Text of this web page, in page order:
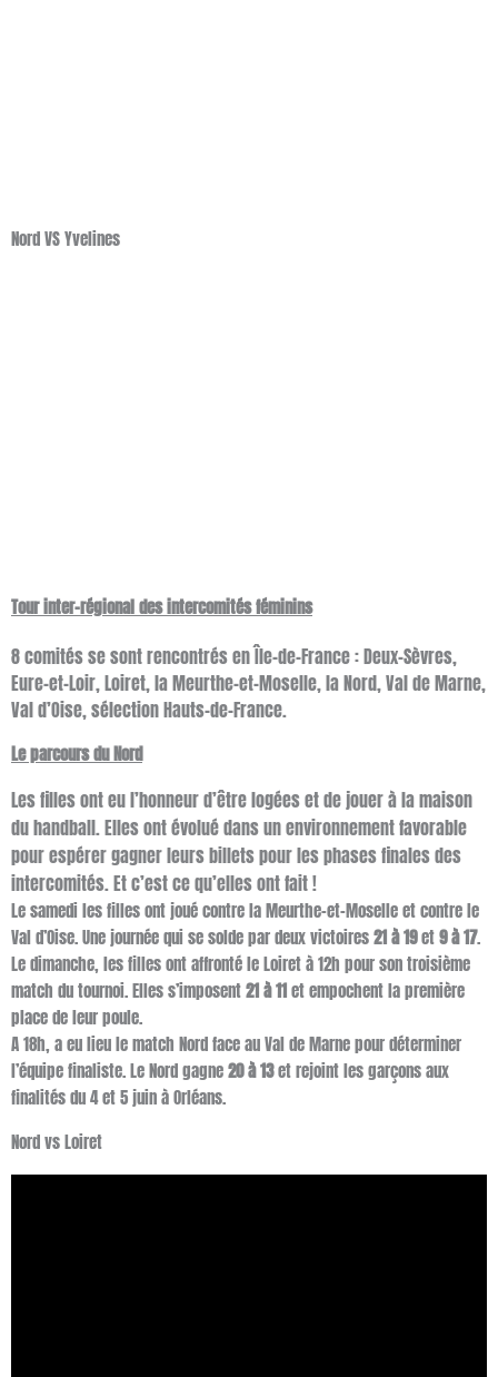
Nord VS Yvelines
Tour inter-régional des intercomités féminins
8 comités se sont rencontrés en Île-de-France : Deux-Sèvres,
Eure-et-Loir, Loiret, la Meurthe-et-Moselle, la Nord, Val de Marne,
Val d’Oise, sélection Hauts-de-France.
Le parcours du Nord
Les filles ont eu l’honneur d’être logées et de jouer à la maison
du handball. Elles ont évolué dans un environnement favorable
pour espérer gagner leurs billets pour les phases finales des
intercomités. Et c’est ce qu’elles ont fait !
Le samedi les filles ont joué contre la Meurthe-et-Moselle et contre le
Val d’Oise. Une journée qui se solde par deux victoires21 à 19et9 à 17.
Le dimanche, les filles ont affronté le Loiret à 12h pour son troisième
match du tournoi. Elles s’imposent21 à 11et empochent la première
place de leur poule.
A 18h, a eu lieu le match Nord face au Val de Marne pour déterminer
l’équipe finaliste. Le Nord gagne20 à 13et rejoint les garçons aux
finalités du 4 et 5 juin à Orléans.
Nord vs Loiret